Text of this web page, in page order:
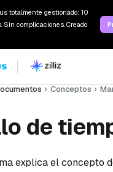
totalmente gestionado: 10
Sin complicaciones. Creado
Conceptos
de
explica el concepto